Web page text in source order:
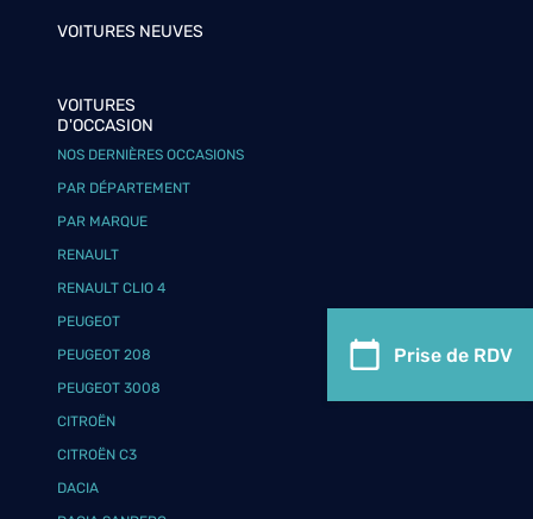
Prise de RDV
VOITURES NEUVES
VOITURES
D'OCCASION
NOS DERNIÈRES OCCASIONS
PAR DÉPARTEMENT
PAR MARQUE
RENAULT
RENAULT CLIO 4
PEUGEOT
PEUGEOT 208
PEUGEOT 3008
CITROËN
CITROËN C3
DACIA